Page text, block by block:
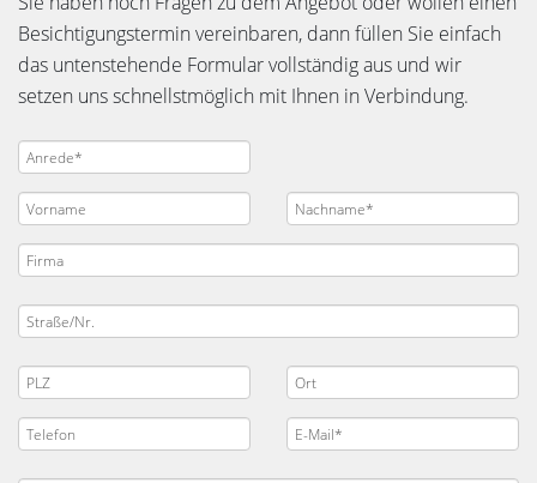
Besichtigungstermin vereinbaren, dann füllen Sie einfach
das untenstehende Formular vollständig aus und wir
setzen uns schnellstmöglich mit Ihnen in Verbindung.